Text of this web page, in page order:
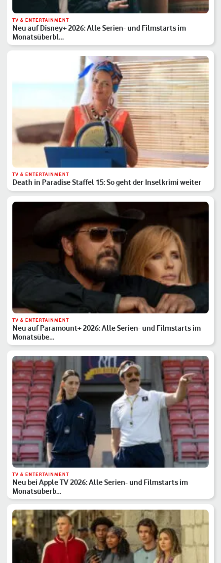
TV & ENTERTAINMENT
Neu auf Disney+ 2026: Alle Serien- und Filmstarts im
Monatsüberbl…
TV & ENTERTAINMENT
Death in Paradise Staffel 15: So geht der Inselkrimi weiter
TV & ENTERTAINMENT
Neu auf Paramount+ 2026: Alle Serien- und Filmstarts im
Monatsübe…
TV & ENTERTAINMENT
Neu bei Apple TV 2026: Alle Serien- und Filmstarts im
Monatsüberb…